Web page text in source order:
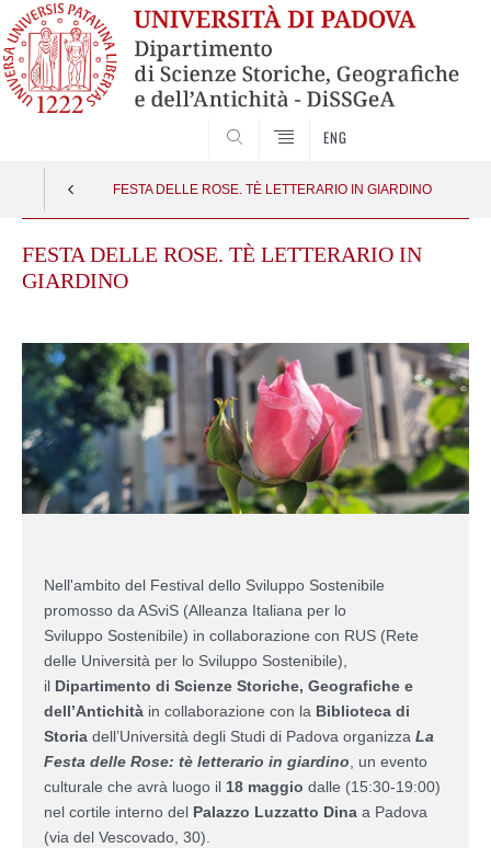
ENG
FESTA DELLE ROSE. TÈ LETTERARIO IN GIARDINO
FESTA DELLE ROSE. TÈ LETTERARIO IN
GIARDINO
Nell'ambito del Festival dello Sviluppo Sostenibile
promosso da ASviS (Alleanza Italiana per lo
Sviluppo Sostenibile) in collaborazione con RUS (Rete
delle Università per lo Sviluppo Sostenibile),
il Dipartimento di Scienze Storiche, Geografiche e
dell’Antichità in collaborazione con la Biblioteca di
Storia dell’Università degli Studi di Padova organizza La
Festa delle Rose: tè letterario in giardino , un evento
culturale che avrà luogo il 18 maggio dalle (15:30-19:00)
nel cortile interno del Palazzo Luzzatto Dina a Padova
(via del Vescovado, 30).